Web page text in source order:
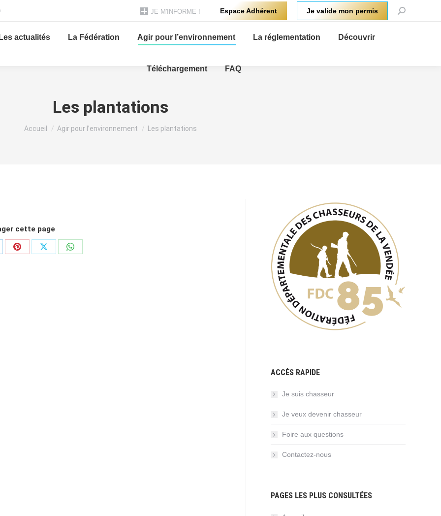
JE M'INFORME ! Espace Adhérent Je valide mon permis
Recherche
Les actualités La Fédération Agir pour l’environnement La réglementation Découvrir
Téléchargement FAQ
Les plantations
Vous êtes ici :
Accueil Agir pour l’environnement Les plantations
cette page
PartagerPartagerPartager
ACCÈS RAPIDE
Je suis chasseur
Je veux devenir chasseur
Foire aux questions
Contactez-nous
PAGES LES PLUS CONSULTÉES